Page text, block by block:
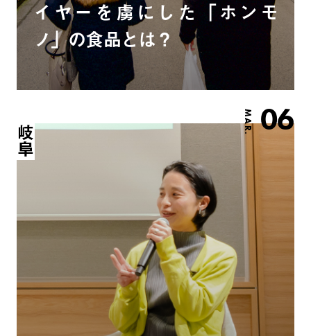
イヤーを虜にした「ホンモ
ノ」の食品とは？
MAR. 06
岐阜